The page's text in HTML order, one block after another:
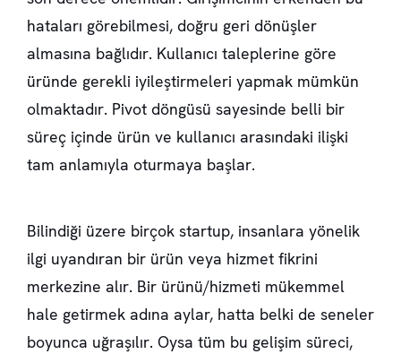
hataları görebilmesi, doğru geri dönüşler
almasına bağlıdır. Kullanıcı taleplerine göre
üründe gerekli iyileştirmeleri yapmak mümkün
olmaktadır. Pivot döngüsü sayesinde belli bir
süreç içinde ürün ve kullanıcı arasındaki ilişki
tam anlamıyla oturmaya başlar.
Bilindiği üzere birçok startup, insanlara yönelik
ilgi uyandıran bir ürün veya hizmet fikrini
merkezine alır. Bir ürünü/hizmeti mükemmel
hale getirmek adına aylar, hatta belki de seneler
boyunca uğraşılır. Oysa tüm bu gelişim süreci,